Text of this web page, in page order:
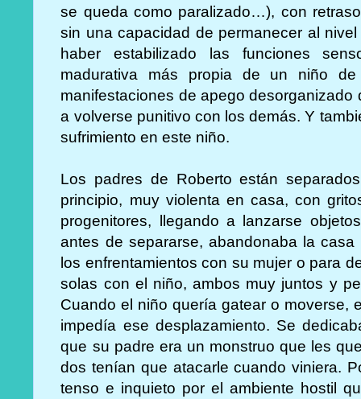
se queda como paralizado…), con
sin una capacidad de permanecer al
haber estabilizado las funciones
madurativa más propia de un niño
manifestaciones de apego
a volverse punitivo con los demás. Y
sufrimiento en este niño.
Los padres de Roberto están
principio, muy violenta en casa, con
progenitores, llegando a lanzarse
antes de separarse, abandonaba la
los enfrentamientos con su mujer o para
solas con el niño, ambos muy juntos y
Cuando el niño quería gatear o moverse,
impedía ese desplazamiento. Se
que su padre era un monstruo que les
dos tenían que atacarle cuando viniera.
tenso e inquieto por el ambiente hostil